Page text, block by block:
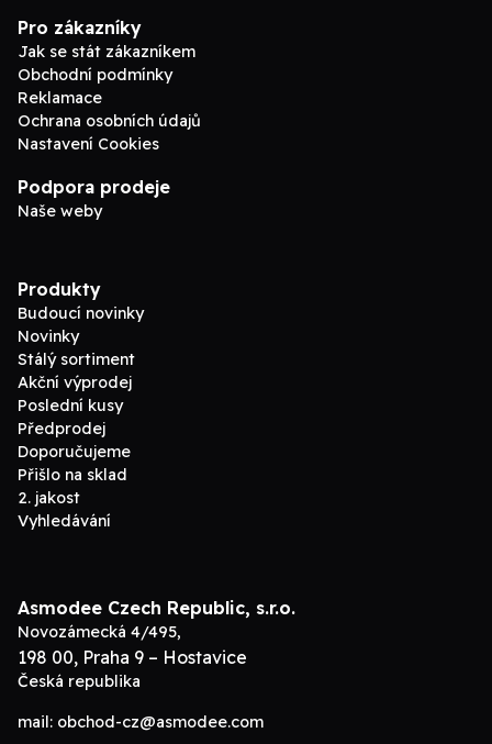
Pro zákazníky
Jak se stát zákazníkem
Obchodní podmínky
Reklamace
Ochrana osobních údajů
Nastavení Cookies
Podpora prodeje
Naše weby
Produkty
Budoucí novinky
Novinky
Stálý sortiment
Akční výprodej
Poslední kusy
Předprodej
Doporučujeme
Přišlo na sklad
2. jakost
Vyhledávání
Asmodee Czech Republic, s.r.o.
Novozámecká 4/495,
198 00, Praha 9 – Hostavice
Česká republika
mail: obchod-cz@asmodee.com